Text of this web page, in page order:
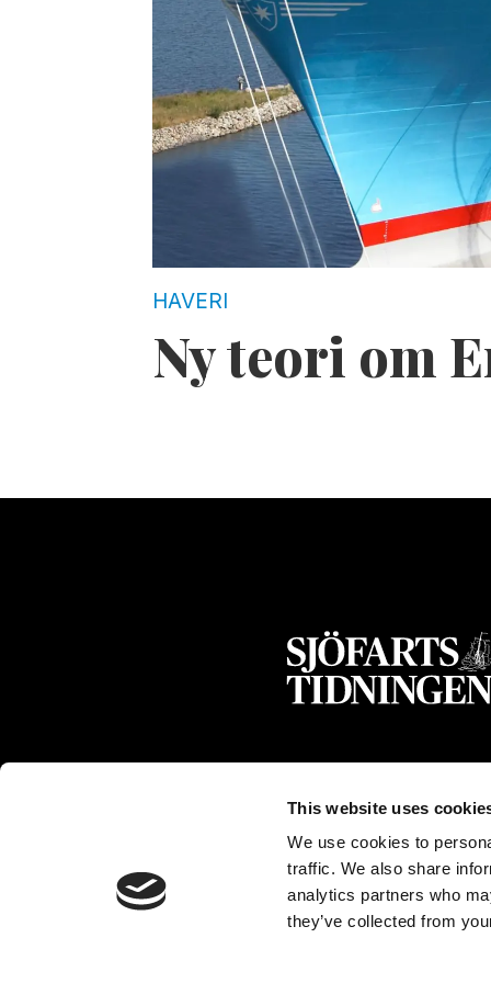
This website uses
We use cookies to
traffic. We also share
analytics partners who
they’ve collected from
HAVERI
Ny teori om